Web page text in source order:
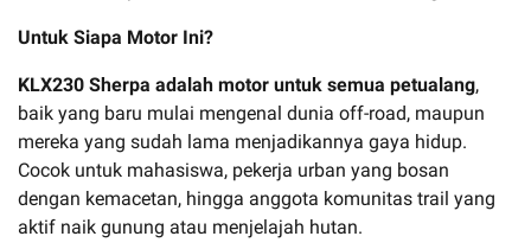
Untuk Siapa Motor Ini?
KLX230 Sherpa adalah motor untuk semua petualang,
baik yang baru mulai mengenal dunia off-road, maupun
mereka yang sudah lama menjadikannya gaya hidup.
Cocok untuk mahasiswa, pekerja urban yang bosan
dengan kemacetan, hingga anggota komunitas trail yang
aktif naik gunung atau menjelajah hutan.